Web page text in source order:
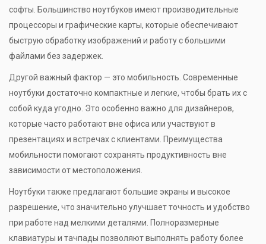
софты. Большинство ноутбуков имеют производительные
процессоры и графические карты, которые обеспечивают
быструю обработку изображений и работу с большими
файлами без задержек.
Другой важный фактор — это мобильность. Современные
ноутбуки достаточно компактные и легкие, чтобы брать их с
собой куда угодно. Это особенно важно для дизайнеров,
которые часто работают вне офиса или участвуют в
презентациях и встречах с клиентами. Преимущества
мобильности помогают сохранять продуктивность вне
зависимости от местоположения.
Ноутбуки также предлагают большие экраны и высокое
разрешение, что значительно улучшает точность и удобство
при работе над мелкими деталями. Полноразмерные
клавиатуры и тачпады позволяют выполнять работу более